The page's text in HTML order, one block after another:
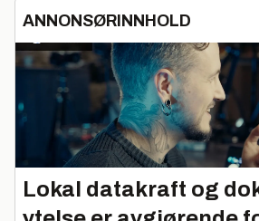
ANNONSØRINNHOLD
Lokal datakraft og